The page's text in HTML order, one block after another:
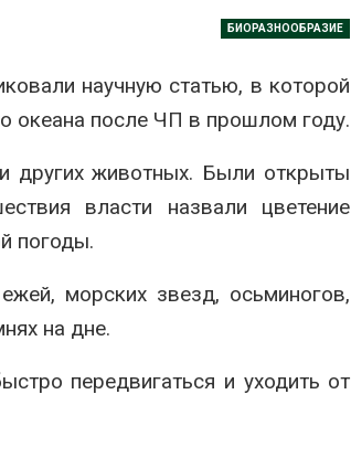
БИОРАЗНООБРАЗИЕ
научную статью, в которой
океана после ЧП в прошлом году.
других животных. Были открыты
власти назвали цветение
погоды.
морских звезд, осьминогов,
на дне.
передвигаться и уходить от
Приток воды в
Камы в августе может
превысить норму почти в
полтора раза
Евросоюз потребовал
увеличить вложения в
Авг 7, 2026